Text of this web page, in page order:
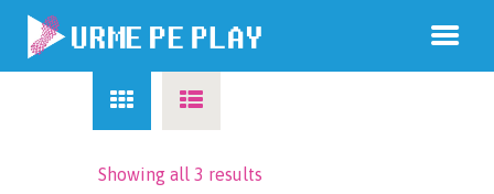
Showing all 3 results